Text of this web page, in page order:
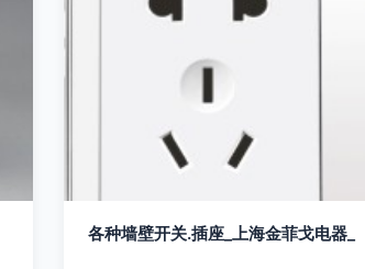
各种墙壁开关.插座_上海金菲戈电器_